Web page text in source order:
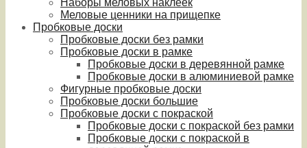
Наборы меловых наклеек
Меловые ценники на прищепке
Пробковые доски
Пробковые доски без рамки
Пробковые доски в рамке
Пробковые доски в деревянной рамке
Пробковые доски в алюминиевой рамке
Фигурные пробковые доски
Пробковые доски большие
Пробковые доски с покраской
Пробковые доски с покраской без рамки
Пробковые доски с покраской в